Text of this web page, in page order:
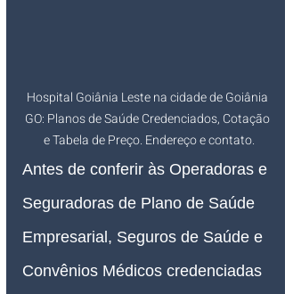
Hospital Goiânia Leste na cidade de Goiânia
GO: Planos de Saúde Credenciados, Cotação
e Tabela de Preço. Endereço e contato.
Antes de conferir às Operadoras e
Seguradoras de Plano de Saúde
Empresarial, Seguros de Saúde e
Convênios Médicos credenciadas